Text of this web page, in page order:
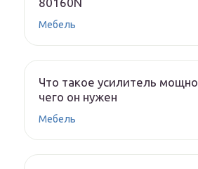
Мебель
Что такое усилитель
чего он нужен
Мебель